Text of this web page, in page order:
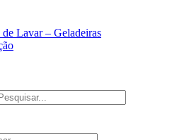
Lavar – Geladeiras